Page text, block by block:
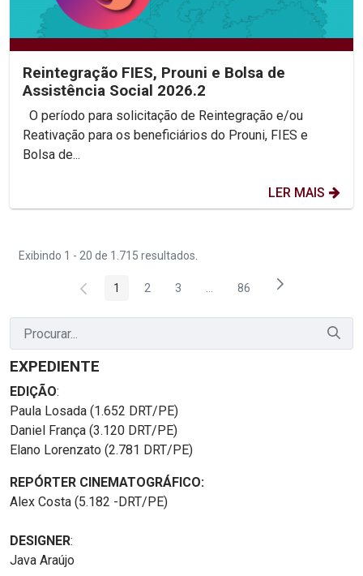
Reintegração FIES, Prouni e Bolsa de
Assistência Social 2026.2
Reativação para os beneficiários do Prouni, FIES e
Bolsa de...
LER MAIS
Exibindo 1 - 20 de 1.715 resultados.
Página
1 Página
2 Página
3 Páginas intermediárias Usar
Página
86
EXPEDIENTE
EDIÇÃO:
Paula Losada (1.652 DRT/PE)
Daniel França (3.120 DRT/PE)
Elano Lorenzato (2.781 DRT/PE)
REPÓRTER CINEMATOGRÁFICO:
Alex Costa (5.182 -DRT/PE)
DESIGNER:
Java Araújo